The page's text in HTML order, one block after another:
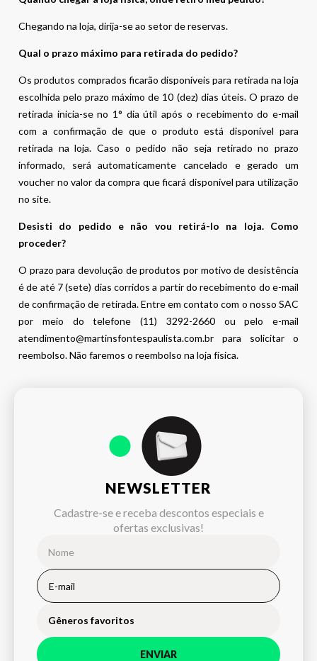
Chegando na loja, dirija-se ao setor de reservas.
Qual o prazo máximo para retirada do pedido?
Os produtos comprados ficarão disponíveis para retirada na loja
escolhida pelo prazo máximo de 10 (dez) dias úteis. O prazo de
retirada inicia-se no 1° dia útil após o recebimento do e-mail
com a confirmação de que o produto está disponível para
retirada na loja. Caso o pedido não seja retirado no prazo
informado, será automaticamente cancelado e gerado um
voucher no valor da compra que ficará disponível para utilização
no site.
Desisti do pedido e não vou retirá-lo na loja. Como
proceder?
O prazo para devolução de produtos por motivo de desistência
é de até 7 (sete) dias corridos a partir do recebimento do e-mail
de confirmação de retirada. Entre em contato com o nosso SAC
por meio do telefone (11) 3292-2660 ou pelo e-mail
atendimento@martinsfontespaulista.com.br para solicitar o
reembolso. Não faremos o reembolso na loja física.
NEWSLETTER
Cadastre-se e receba descontos especiais e
ofertas exclusivas!
Gêneros favoritos
ENVIAR